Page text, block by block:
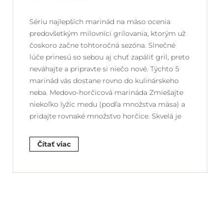
Sériu najlepších marinád na mäso ocenia
predovšetkým milovníci grilovania, ktorým už
čoskoro začne tohtoročná sezóna. Slnečné
lúče prinesú so sebou aj chuť zapáliť gril, preto
neváhajte a pripravte si niečo nové. Týchto 5
marinád vás dostane rovno do kulinárskeho
neba. Medovo-horčicová marináda Zmiešajte
niekoľko lyžíc medu (podľa množstva mäsa) a
pridajte rovnaké množstvo horčice. Skvelá je
Čítať viac